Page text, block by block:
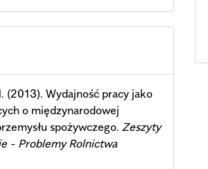
(2013). Wydajność pracy jako
o międzynarodowej
spożywczego.Zeszyty
- Problemy Rolnictwa